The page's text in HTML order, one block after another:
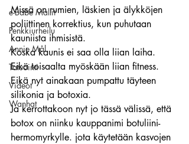
e-Babe Mallit
Penkkiurheilu
Annie Mål
Tatuointi
Videot
Wanhat
Missä on rumien, läskien ja älykköjen
poliittinen korrektius, kun puhutaan
kauniista ihmisistä.
Koska kaunis ei saa olla liian laiha.
Eikä toisaalta myöskään liian fitness.
Eikä nyt ainakaan pumpattu täyteen
silikonia ja botoxia.
Ja kerrottakoon nyt jo tässä välissä, että
botox on niinku kauppanimi botuliini-
hermomyrkylle. jota käytetään kasvojen